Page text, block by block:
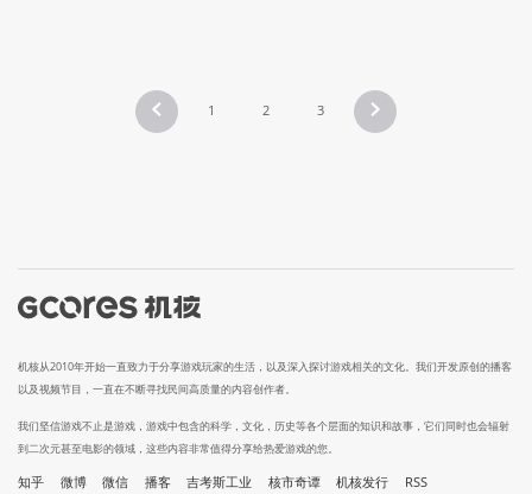
1 2 3
机核从2010年开始一直致力于分享游戏玩家的生活，以及深入探讨游戏相关的文化。我们开发原创的播客
以及视频节目，一直在不断寻找民间高质量的内容创作者。
我们坚信游戏不止是游戏，游戏中包含的科学，文化，历史等各个层面的知识和故事，它们同时也会辐射
到二次元甚至电影的领域，这些内容非常值得分享给热爱游戏的您。
知乎 微博 微信 播客 吉考斯工业 核市奇谭 机核发行 RSS